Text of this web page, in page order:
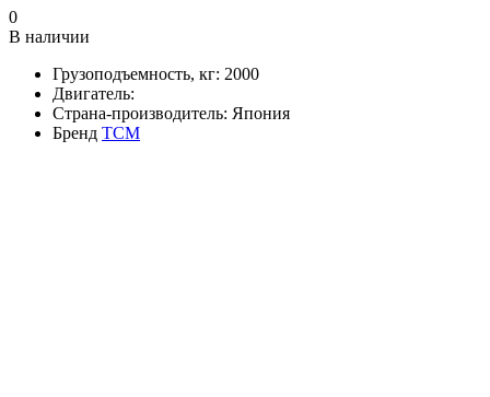
0
В наличии
Грузоподъемность, кг: 2000
Двигатель:
Страна-производитель: Япония
Бренд TCM